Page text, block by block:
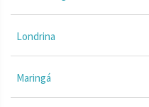
Londrina
Maringá